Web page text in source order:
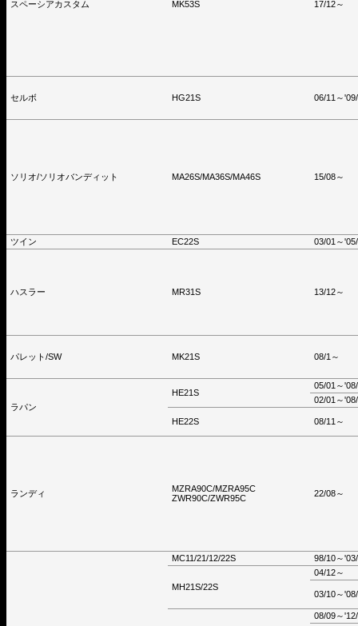
スペーシアカスタム MK53S 17/12～
セルボ HG21S 06/11～
ソリオ/ソリオバンディット MA26S/MA36S/MA46S 15/08～
ツイン EC22S 03/01～
ハスラー MR31S 13/12～
パレット/SW MK21S 08/1～
ラパン
HE21S
05/01～
02/01～
HE22S 08/11～
ランディ
MZRA90C/MZRA95C
ZWR90C/ZWR95C
22/08～
MC11/21/12/22S 98/10～
MH21S/22S
04/12～
03/10～
08/09～